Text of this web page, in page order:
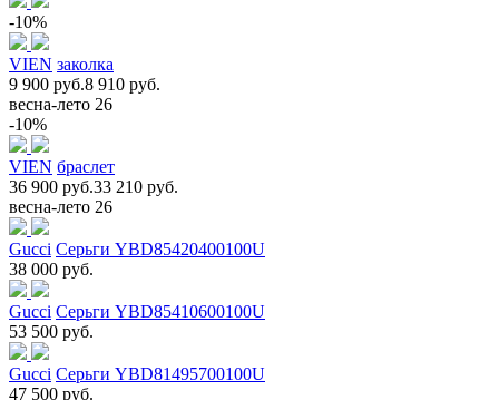
-10%
VIEN заколка
9 900 руб.8 910 руб.
весна-лето 26
-10%
VIEN браслет
36 900 руб.33 210 руб.
весна-лето 26
Gucci Серьги YBD85420400100U
38 000 руб.
Gucci Серьги YBD85410600100U
53 500 руб.
Gucci Серьги YBD81495700100U
47 500 руб.